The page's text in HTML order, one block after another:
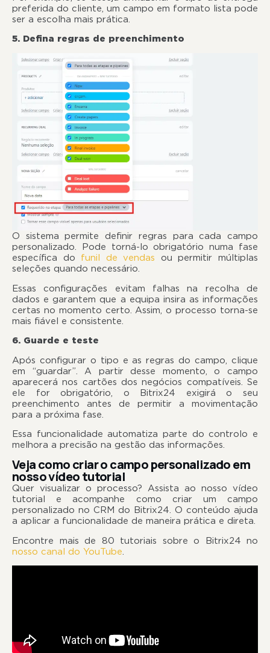
preferida do cliente, um campo em formato lista pode
ser a escolha mais prática.
5. Defina regras de preenchimento
O sistema permite definir regras para cada campo
personalizado. Pode torná-lo obrigatório numa fase
específica do funil de vendas ou permitir múltiplas
seleções quando necessário.
Essas configurações evitam falhas na recolha de
dados e garantem que a equipa insira as informações
certas no momento certo. Assim, o processo torna-se
mais fiável e consistente.
6. Guarde e teste
Após configurar o tipo e as regras do campo, clique
em “guardar”. A partir desse momento, o campo
aparecerá nos cartões dos negócios compatíveis. Se
ele for obrigatório, o Bitrix24 exigirá o seu
preenchimento antes de permitir a movimentação
para a próxima fase.
Essa funcionalidade automatiza parte do controlo e
melhora a precisão na gestão das informações.
Veja como criar o campo personalizado em
nosso vídeo tutorial
Quer visualizar o processo? Assista ao nosso vídeo
tutorial e acompanhe como criar um campo
personalizado no CRM do Bitrix24. O conteúdo ajuda
a aplicar a funcionalidade de maneira prática e direta.
Encontre mais de 80 tutoriais sobre o Bitrix24 no
nosso canal do YouTube.